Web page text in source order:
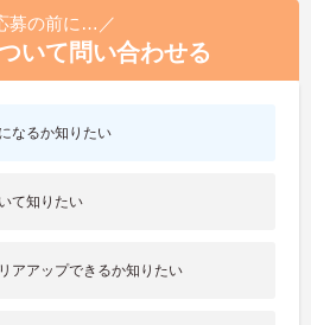
募の前に…／
いて問い合わせる
なるか知りたい
て知りたい
アアップできるか知りたい